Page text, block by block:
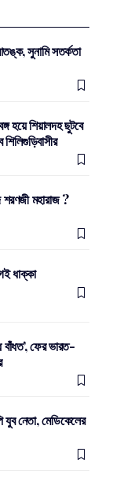
সুনামি সতর্কতা
হয়ে শিয়ালদহ ছুটবে
শরণজী মহারাজ ?
ধাক্কা
বাঁধত’, ফের ভারত-
যুব নেতা, মেডিকেলের